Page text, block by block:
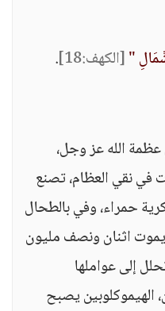
"[الكهف:18]
.
عظمة الله عز وجل،
في نقي العظام، تصنع
حمراء، وفي بالطحال
يموت اثنان ونصف مليون
إلى عواملها
الهيموكلوبين يصبح